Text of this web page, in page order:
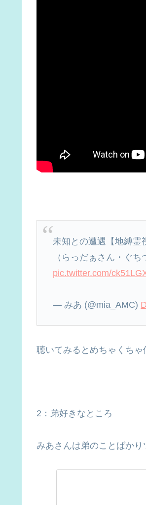
未知との遭遇【地縛霊
（らっだぁさん・ぐ
pic.twitter.com/
— みあ (@mia_AMC)
聴いてみるとめちゃくちゃ
2：弟好きなところ
みあさんは弟のことばかり